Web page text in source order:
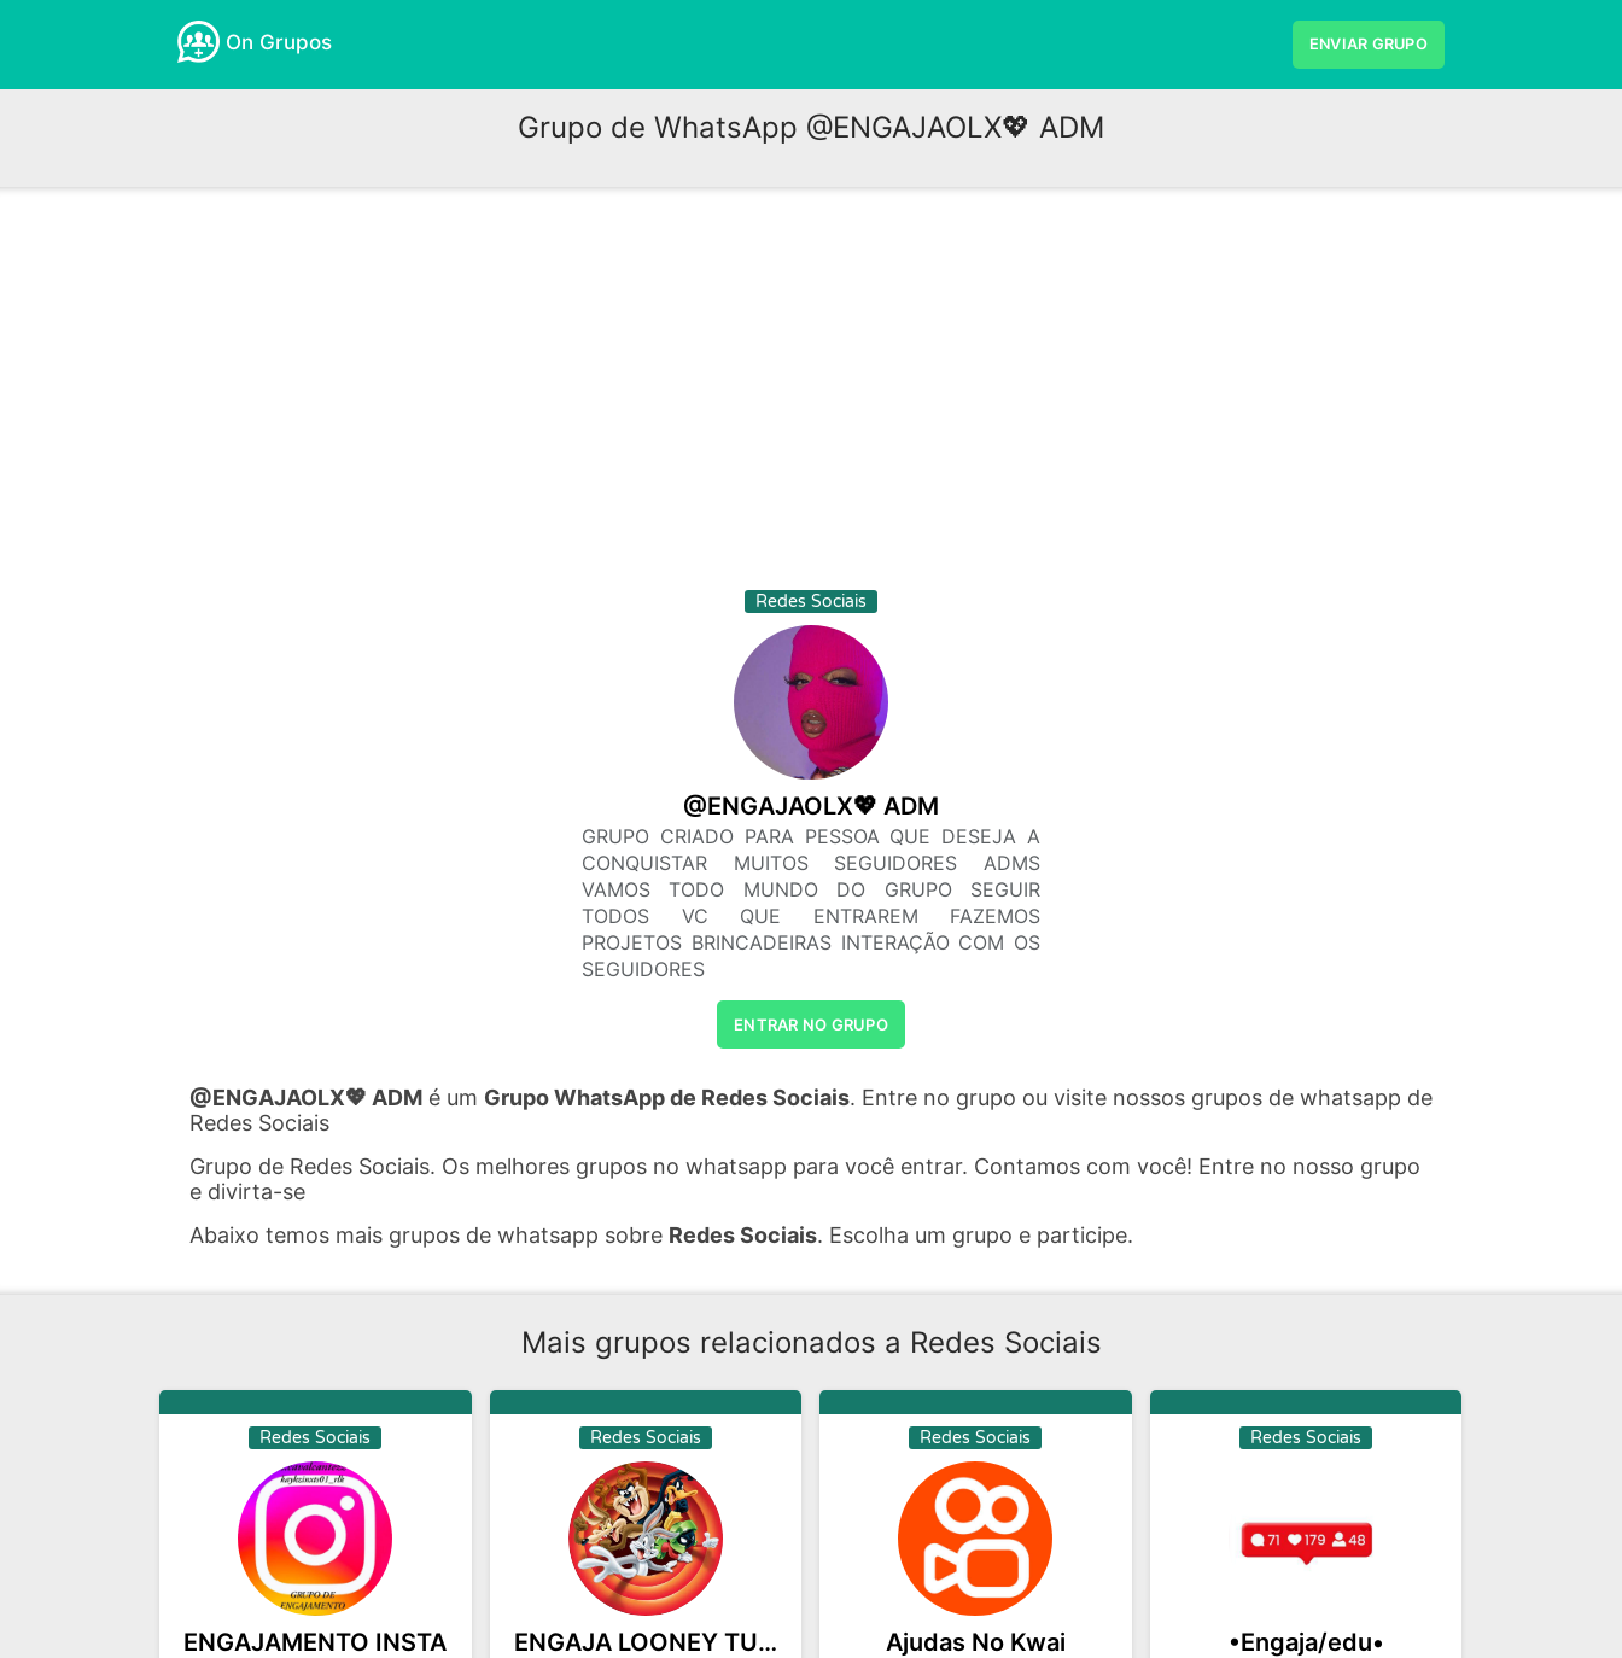
On Grupos ENVIAR GRUPO
Grupo de WhatsApp @ENGAJAOLX💖 ADM
Redes Sociais
@ENGAJAOLX💖 ADM
GRUPO CRIADO PARA PESSOA QUE DESEJA A
CONQUISTAR MUITOS SEGUIDORES ADMS
VAMOS TODO MUNDO DO GRUPO SEGUIR
TODOS VC QUE ENTRAREM FAZEMOS
PROJETOS BRINCADEIRAS INTERAÇÃO COM OS
SEGUIDORES
ENTRAR NO GRUPO
@ENGAJAOLX💖 ADM é um Grupo WhatsApp de Redes Sociais. Entre no grupo ou visite nossos grupos de whatsapp de
Redes Sociais
Grupo de Redes Sociais. Os melhores grupos no whatsapp para você entrar. Contamos com você! Entre no nosso grupo
e divirta-se
Abaixo temos mais grupos de whatsapp sobre Redes Sociais. Escolha um grupo e participe.
Mais grupos relacionados a Redes Sociais
Redes Sociais
ENGAJAMENTO INSTA
Redes Sociais
ENGAJA LOONEY TUNES!
Redes Sociais
Ajudas No Kwai
Redes Sociais
•Engaja/edu•